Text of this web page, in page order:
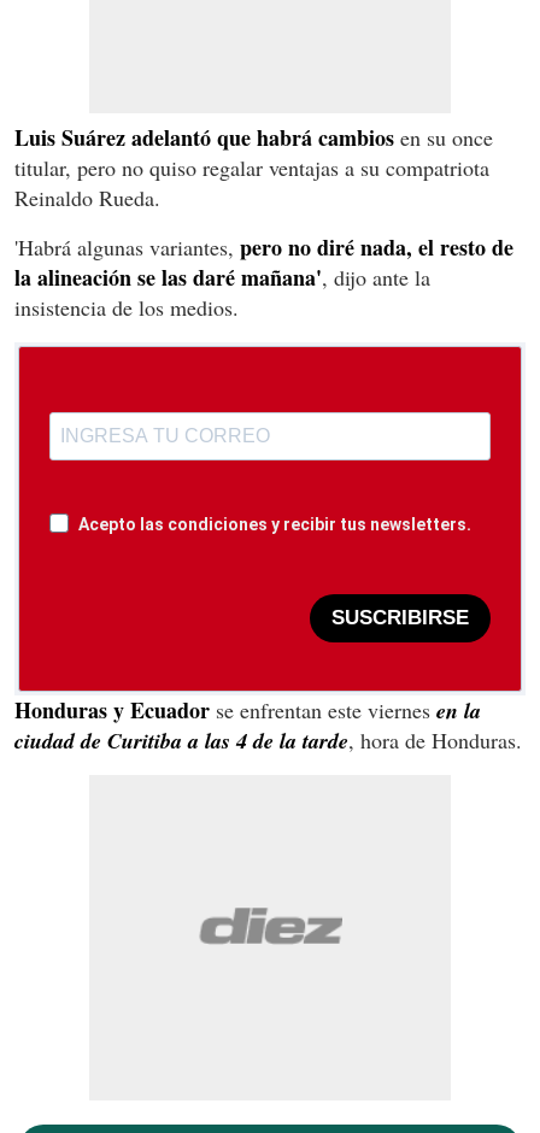
Luis Suárez adelantó que habrá cambios en su once
titular, pero no quiso regalar ventajas a su compatriota
Reinaldo Rueda.
'Habrá algunas variantes, pero no diré nada, el resto de
la alineación se las daré mañana', dijo ante la
insistencia de los medios.
Acepto las condiciones y recibir tus newsletters.
SUSCRIBIRSE
Honduras y Ecuador se enfrentan este viernes en la
ciudad de Curitiba a las 4 de la tarde, hora de Honduras.